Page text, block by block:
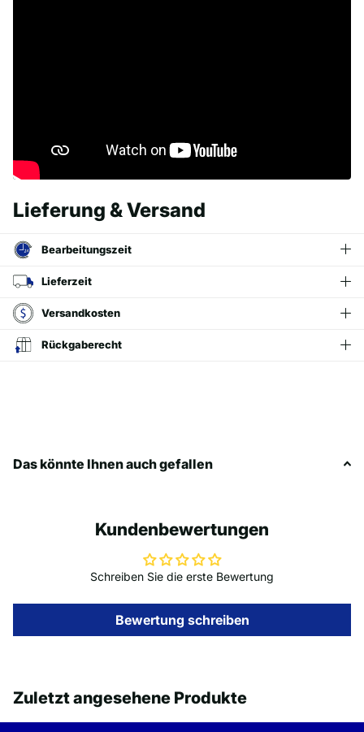
Lieferung & Versand
Bearbeitungszeit
Lieferzeit
Versandkosten
Rückgaberecht
Das könnte Ihnen auch gefallen
Kundenbewertungen
Schreiben Sie die erste Bewertung
Bewertung schreiben
Zuletzt angesehene Produkte